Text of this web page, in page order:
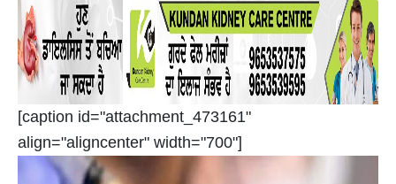
[caption id="attachment_473161"
align="aligncenter" width="700"]